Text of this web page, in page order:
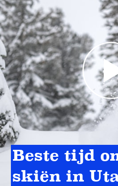
Beste tijd
skiën in